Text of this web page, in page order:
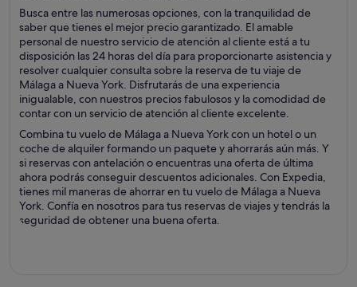
Busca entre las numerosas opciones, con la tranquilidad de
saber que tienes el mejor precio garantizado. El amable
personal de nuestro servicio de atención al cliente está a tu
disposición las 24 horas del día para proporcionarte asistencia y
resolver cualquier consulta sobre la reserva de tu viaje de
Málaga a Nueva York. Disfrutarás de una experiencia
inigualable, con nuestros precios fabulosos y la comodidad de
contar con un servicio de atención al cliente excelente.
Combina tu vuelo de Málaga a Nueva York con un hotel o un
coche de alquiler formando un paquete y ahorrarás aún más. Y
si reservas con antelación o encuentras una oferta de última
ahora podrás conseguir descuentos adicionales. Con Expedia,
tienes mil maneras de ahorrar en tu vuelo de Málaga a Nueva
York. Confía en nosotros para tus reservas de viajes y tendrás la
seguridad de obtener una buena oferta.